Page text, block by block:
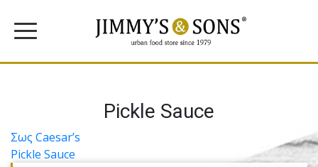
Pickle Sauce
Πλοήγηση
άρθρων
Σως Caesar’s
Pickle Sauce